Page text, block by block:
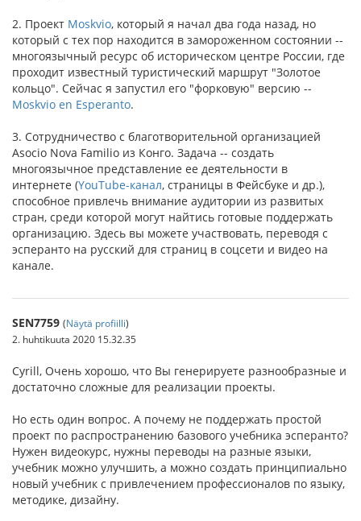
2. Проект Moskvio, который я начал два года назад, но
который с тех пор находится в замороженном состоянии --
многоязычный ресурс об историческом центре России, где
проходит известный туристический маршрут "Золотое
кольцо". Сейчас я запустил его "форковую" версию --
Moskvio en Esperanto.
3. Сотрудничество с благотворительной организацией
Asocio Nova Familio из Конго. Задача -- создать
многоязычное представление ее деятельности в
интернете (YouTube-канал, страницы в Фейсбуке и др.),
способное привлечь внимание аудитории из развитых
стран, среди которой могут найтись готовые поддержать
организацию. Здесь вы можете участвовать, переводя с
эсперанто на русский для страниц в соцсети и видео на
канале.
SEN7759 (Näytä profiilli)
2. huhtikuuta 2020 15.32.35
Cyrill, Очень хорошо, что Вы генерируете разнообразные и
достаточно сложные для реализации проекты.
Но есть один вопрос. А почему не поддержать простой
проект по распространению базового учебника эсперанто?
Нужен видеокурс, нужны переводы на разные языки,
учебник можно улучшить, а можно создать принципиально
новый учебник с привлечением профессионалов по языку,
методике, дизайну.